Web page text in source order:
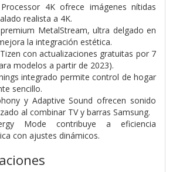
4K ofrece imágenes nítidas
realista a 4K.
MetalStream, ultra delgado en
la integración estética.
con actualizaciones gratuitas por 7
modelos a partir de 2023).
integrado permite control de hogar
sencillo.
y Adaptive Sound ofrecen sonido
al combinar TV y barras Samsung.
Mode contribuye a eficiencia
con ajustes dinámicos.